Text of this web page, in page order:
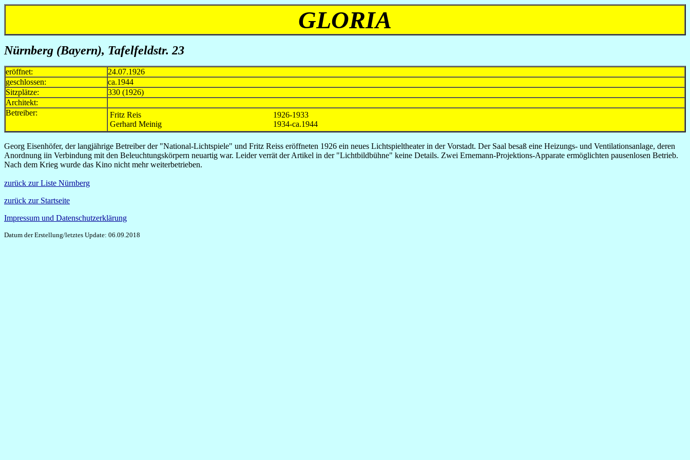
GLORIA
Nürnberg (Bayern), Tafelfeldstr. 23
eröffnet:
24.07.1926
geschlossen:
ca.1944
Sitzplätze:
330 (1926)
Architekt:
Betreiber:
Fritz Reis
Gerhard Meinig
1926-1933
1934-ca.1944
Georg Eisenhöfer, der langjährige Betreiber der "National-Lichtspiele" und Fritz Reiss eröffneten 1926 ein neues Lichtspieltheater in der Vorstadt. Der Saal besaß eine Heizungs- und Ventilationsanlage, deren
Anordnung iin Verbindung mit den Beleuchtungskörpern neuartig war. Leider verrät der Artikel in der "Lichtbildbühne" keine Details. Zwei Ernemann-Projektions-Apparate ermöglichten pausenlosen Betrieb.
Nach dem Krieg wurde das Kino nicht mehr weiterbetrieben.
zurück zur Liste Nürnberg
zurück zur Startseite
Impressum und Datenschutzerklärung
Datum der Erstellung/letztes Update: 06.09.2018